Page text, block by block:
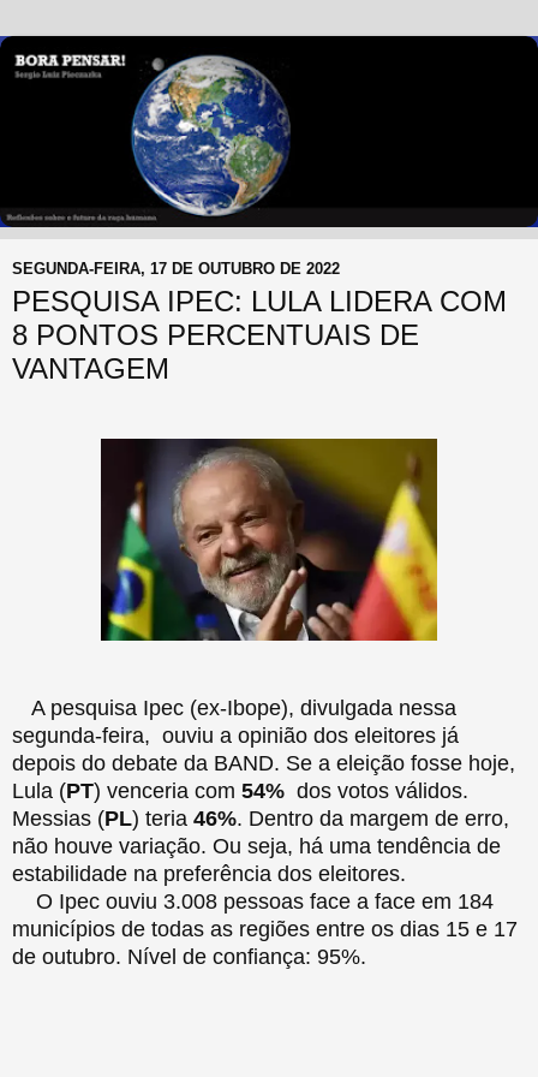
SEGUNDA-FEIRA, 17 DE OUTUBRO DE 2022
PESQUISA IPEC: LULA LIDERA COM
8 PONTOS PERCENTUAIS DE
VANTAGEM
A pesquisa Ipec (ex-Ibope), divulgada nessa
segunda-feira, ouviu a opinião dos eleitores já
depois do debate da BAND. Se a eleição fosse hoje,
Lula (PT) venceria com 54% dos votos válidos.
Messias (PL) teria 46%. Dentro da margem de erro,
não houve variação. Ou seja, há uma tendência de
estabilidade na preferência dos eleitores.
O Ipec ouviu 3.008 pessoas face a face em 184
municípios de todas as regiões entre os dias 15 e 17
de outubro. Nível de confiança: 95%.